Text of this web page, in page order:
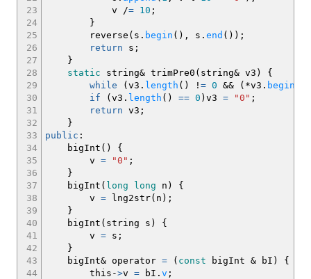
23
24
25
26
27
28
29
30
31
32
33
34
35
36
37
38
39
40
41
42
43
44
v /= 10 ;
}
reverse ( s. begin ( ) , s. end ( ) ) ;
return s ;
}
static string& trimPre0 ( string& v3 )
{
while
( v3. length ( ) ! = 0 && ( *v3. begin
if
( v3. length ( ) == 0 ) v3 = "0" ;
return v3 ;
}
public :
bigInt ( )
{
v = "0" ;
}
bigInt ( long long n )
{
v = lng2str( n ) ;
}
bigInt ( string s )
{
v = s ;
}
bigInt& operator = ( const bigInt & bI )
{
this ->v = bI. v ;